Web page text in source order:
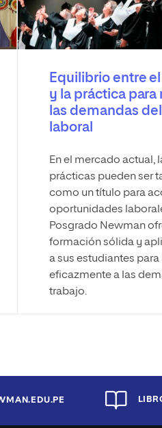
Equilibrio entre
y la práctica para
las demandas
laboral
En el mercado actual,
prácticas pueden ser
como un título para
oportunidades
Posgrado Newman
formación sólida y
a sus estudiantes
eficazmente a las
trabajo.